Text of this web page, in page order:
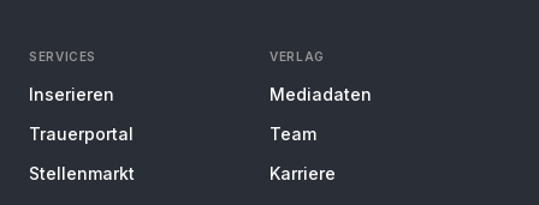
SERVICES
Inserieren
Trauerportal
Stellenmarkt
VERLAG
Mediadaten
Team
Karriere